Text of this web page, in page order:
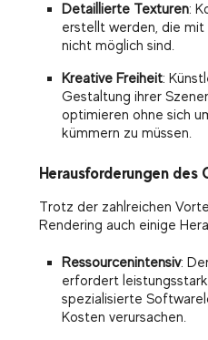
Detaillierte Texturen:
erstellt werden, die
nicht möglich sind.
Kreative Freiheit:
Gestaltung ihrer
optimieren ohne sich
kümmern zu müssen.
Herausforderungen des
Trotz der zahlreichen
Rendering auch einige
Ressourcenintensiv:
erfordert
spezialisierte
Kosten verursachen.